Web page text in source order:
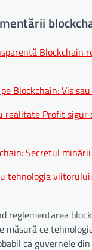
Blockchain
Blockchain: Vis
realitate Profit sigur
Secretul
tehnologia
reglementarea
măsură ce
ca guvernele